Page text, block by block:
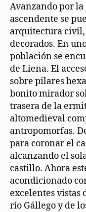
Avanzando por
ascendente se
arquitectura civil,
decorados. En
población se
de Liena. El
sobre pilares
bonito mirador
trasera de la
altomedieval
antropomorfas.
para coronar el
alcanzando el
castillo. Ahora
acondicionado
excelentes vistas
río Gállego y de